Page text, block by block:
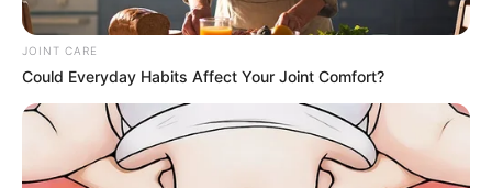
The 10 Most Stunning Women From Lebanon -
Who Is Your Favorite?
BRAINBERRIES
JOINT CARE
Could Everyday Habits Affect Your Joint Comfort?